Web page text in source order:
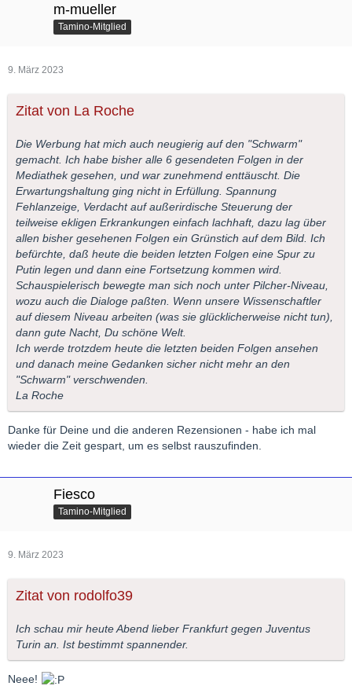
m-mueller
Tamino-Mitglied
9. März 2023
Zitat von La Roche
Die Werbung hat mich auch neugierig auf den "Schwarm"
gemacht. Ich habe bisher alle 6 gesendeten Folgen in der
Mediathek gesehen, und war zunehmend enttäuscht. Die
Erwartungshaltung ging nicht in Erfüllung. Spannung
Fehlanzeige, Verdacht auf außerirdische Steuerung der
teilweise ekligen Erkrankungen einfach lachhaft, dazu lag über
allen bisher gesehenen Folgen ein Grünstich auf dem Bild. Ich
befürchte, daß heute die beiden letzten Folgen eine Spur zu
Putin legen und dann eine Fortsetzung kommen wird.
Schauspielerisch bewegte man sich noch unter Pilcher-Niveau,
wozu auch die Dialoge paßten. Wenn unsere Wissenschaftler
auf diesem Niveau arbeiten (was sie glücklicherweise nicht tun),
dann gute Nacht, Du schöne Welt.
Ich werde trotzdem heute die letzten beiden Folgen ansehen
und danach meine Gedanken sicher nicht mehr an den
"Schwarm" verschwenden.
La Roche
Danke für Deine und die anderen Rezensionen - habe ich mal
wieder die Zeit gespart, um es selbst rauszufinden.
Fiesco
Tamino-Mitglied
9. März 2023
Zitat von rodolfo39
Ich schau mir heute Abend lieber Frankfurt gegen Juventus
Turin an. Ist bestimmt spannender.
Neee!